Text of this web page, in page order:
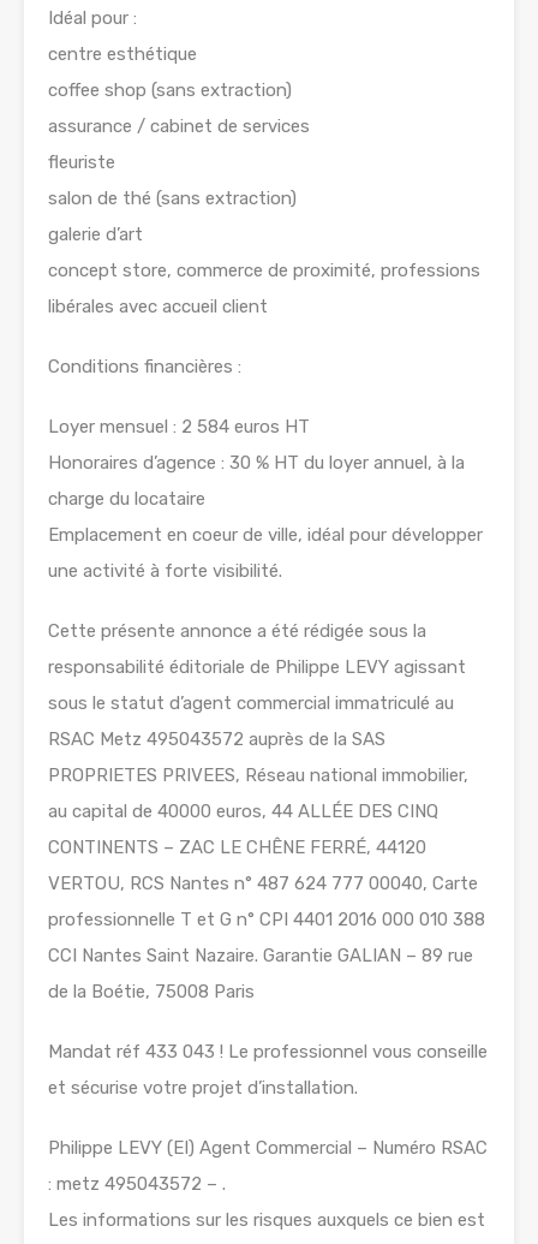
Idéal pour :
centre esthétique
coffee shop (sans extraction)
assurance / cabinet de services
fleuriste
salon de thé (sans extraction)
galerie d’art
concept store, commerce de proximité, professions
libérales avec accueil client
Conditions financières :
Loyer mensuel : 2 584 euros HT
Honoraires d’agence : 30 % HT du loyer annuel, à la
charge du locataire
Emplacement en coeur de ville, idéal pour développer
une activité à forte visibilité.
Cette présente annonce a été rédigée sous la
responsabilité éditoriale de Philippe LEVY agissant
sous le statut d’agent commercial immatriculé au
RSAC Metz 495043572 auprès de la SAS
PROPRIETES PRIVEES, Réseau national immobilier,
au capital de 40000 euros, 44 ALLÉE DES CINQ
CONTINENTS – ZAC LE CHÊNE FERRÉ, 44120
VERTOU, RCS Nantes n° 487 624 777 00040, Carte
professionnelle T et G n° CPI 4401 2016 000 010 388
CCI Nantes Saint Nazaire. Garantie GALIAN – 89 rue
de la Boétie, 75008 Paris
Mandat réf 433 043 ! Le professionnel vous conseille
et sécurise votre projet d’installation.
Philippe LEVY (EI) Agent Commercial – Numéro RSAC
: metz 495043572 – .
Les informations sur les risques auxquels ce bien est